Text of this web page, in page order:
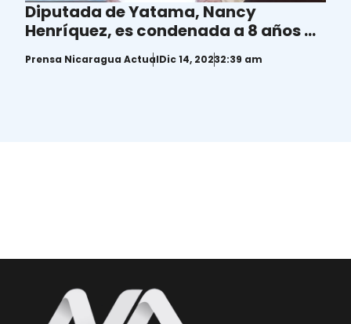
Diputada de Yatama, Nancy
Henríquez, es condenada a 8 años de
prisión
Prensa Nicaragua ActualDic 14, 20232:39 am